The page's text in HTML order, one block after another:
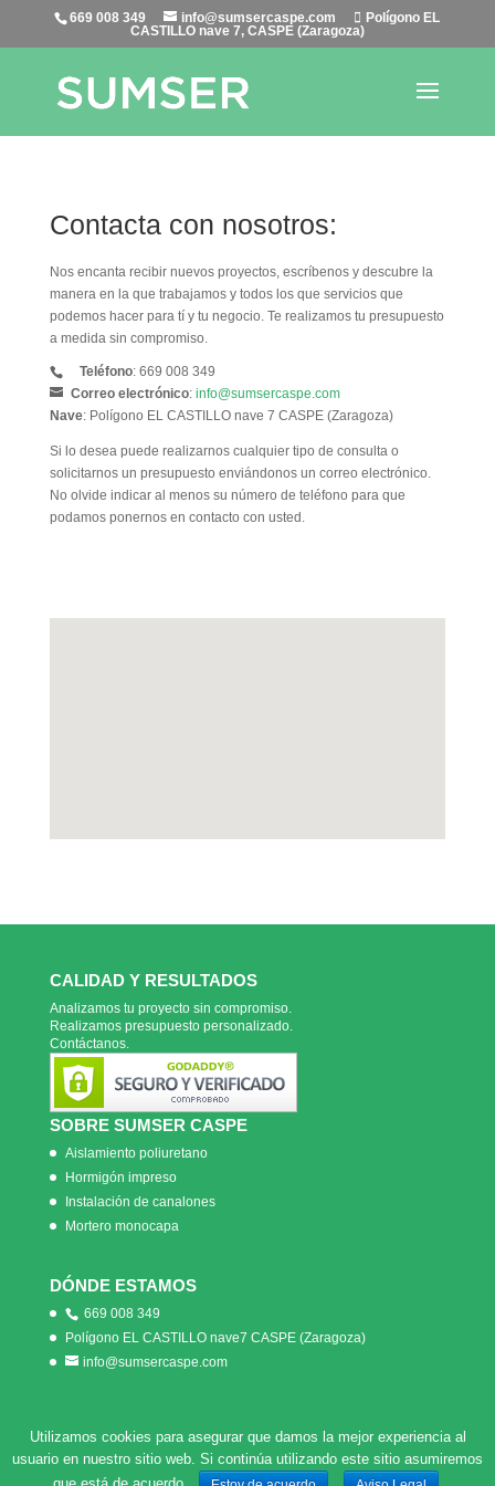
669 008 349 info@sumsercaspe.com
Polígono EL
CASTILLO nave 7, CASPE (Zaragoza)
Contacta con nosotros:
Nos encanta recibir nuevos proyectos, escríbenos y descubre la
manera en la que trabajamos y todos los que servicios que
podemos hacer para tí y tu negocio. Te realizamos tu presupuesto
a medida sin compromiso.
Teléfono: 669 008 349
Correo electrónico: info@sumsercaspe.com
Nave: Polígono EL CASTILLO nave 7 CASPE (Zaragoza)
Si lo desea puede realizarnos cualquier tipo de consulta o
solicitarnos un presupuesto enviándonos un correo electrónico.
No olvide indicar al menos su número de teléfono para que
podamos ponernos en contacto con usted.
CALIDAD Y RESULTADOS
Analizamos tu proyecto sin compromiso.
Realizamos presupuesto personalizado.
Contáctanos.
SOBRE SUMSER CASPE
Aislamiento poliuretano
Hormigón impreso
Instalación de canalones
Mortero monocapa
DÓNDE ESTAMOS
669 008 349
Polígono EL CASTILLO nave7 CASPE (Zaragoza)
info@sumsercaspe.com
SUMSERCASPE 2018 ·Política de Privacidad·Aviso Legal
Utilizamos cookies para asegurar que damos la mejor experiencia al
usuario en nuestro sitio web. Si continúa utilizando este sitio asumiremos